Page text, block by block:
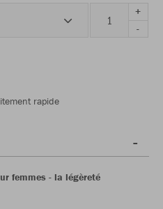
+
-
rapide
femmes - la légèreté